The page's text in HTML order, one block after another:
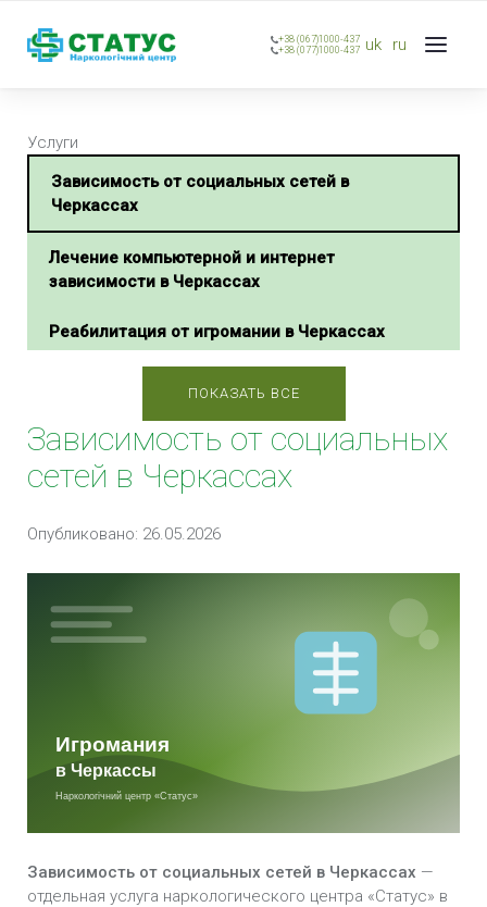
+38 (067)1000-437
+38 (077)1000-437 uk ru
Услуги
Зависимость от социальных сетей в
Черкассах
Лечение компьютерной и интернет
зависимости в Черкассах
Реабилитация от игромании в Черкассах
ПОКАЗАТЬ ВСЕ
Зависимость от социальных
сетей в Черкассах
Опубликовано: 26.05.2026
Зависимость от социальных сетей в Черкассах —
отдельная услуга наркологического центра «Статус» в